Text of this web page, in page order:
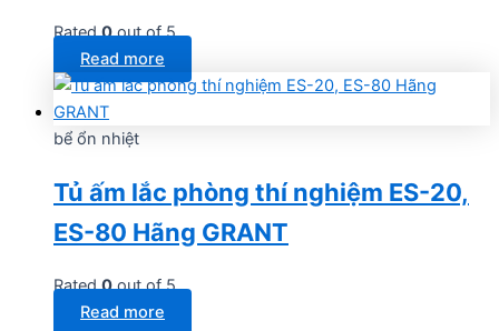
Rated0out of 5
Read more
bể ổn nhiệt
Tủ ấm lắc phòng thí nghiệm ES-20,
ES-80 Hãng GRANT
Rated0out of 5
Read more